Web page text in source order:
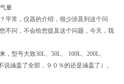
量
平常，仪器的介绍，很少涉及到这个问
不问，不会给您提及这个问题，今天，我
型号大致30L、50L、 100L、200L、
说涵盖了全部，９０％的还是涵盖了）。